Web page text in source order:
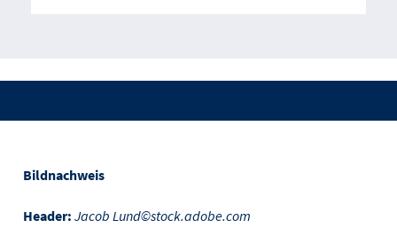
Bildnachweis
Header: Jacob Lund©stock.adobe.com